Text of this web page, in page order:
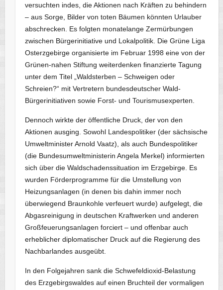
versuchten indes, die Aktionen nach Kräften zu behindern
– aus Sorge, Bilder von toten Bäumen könnten Urlauber
abschrecken. Es folgten monatelange Zermürbungen
zwischen Bürgerinitiative und Lokalpolitik. Die Grüne Liga
Osterzgebirge organisierte im Februar 1998 eine von der
Grünen-nahen Stiftung weiterdenken finanzierte Tagung
unter dem Titel „Waldsterben – Schweigen oder
Schreien?“ mit Vertretern bundesdeutscher Wald-
Bürgerinitiativen sowie Forst- und Tourismusexperten.
Dennoch wirkte der öffentliche Druck, der von den
Aktionen ausging. Sowohl Landespolitiker (der sächsische
Umweltminister Arnold Vaatz), als auch Bundespolitiker
(die Bundesumweltministerin Angela Merkel) informierten
sich über die Waldschadenssituation im Erzgebirge. Es
wurden Förderprogramme für die Umstellung von
Heizungsanlagen (in denen bis dahin immer noch
überwiegend Braunkohle verfeuert wurde) aufgelegt, die
Abgasreinigung in deutschen Kraftwerken und anderen
Großfeuerungsanlagen forciert – und offenbar auch
erheblicher diplomatischer Druck auf die Regierung des
Nachbarlandes ausgeübt.
In den Folgejahren sank die Schwefeldioxid-Belastung
des Erzgebirgswaldes auf einen Bruchteil der vormaligen